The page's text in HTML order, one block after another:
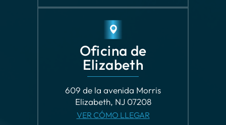
Oficina de
Elizabeth
609 de la avenida Morris
Elizabeth, NJ 07208
VER CÓMO LLEGAR
Teléfono